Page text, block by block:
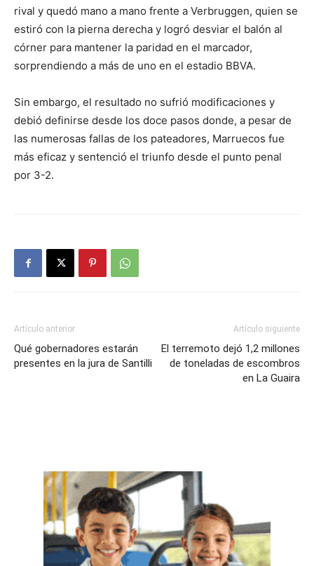
rival y quedó mano a mano frente a Verbruggen, quien se
estiró con la pierna derecha y logró desviar el balón al
córner para mantener la paridad en el marcador,
sorprendiendo a más de uno en el estadio BBVA.
Sin embargo, el resultado no sufrió modificaciones y
debió definirse desde los doce pasos donde, a pesar de
las numerosas fallas de los pateadores, Marruecos fue
más eficaz y sentenció el triunfo desde el punto penal
por 3-2.
Artículo anterior
Qué gobernadores estarán
presentes en la jura de Santilli
Artículo siguiente
El terremoto dejó 1,2 millones
de toneladas de escombros
en La Guaira